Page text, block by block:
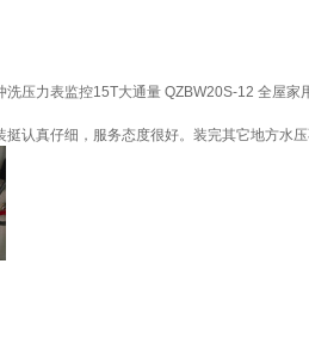
压力表监控15T大通量 QZBW20S-12 全屋家
认真仔细，服务态度很好。装完其它地方水